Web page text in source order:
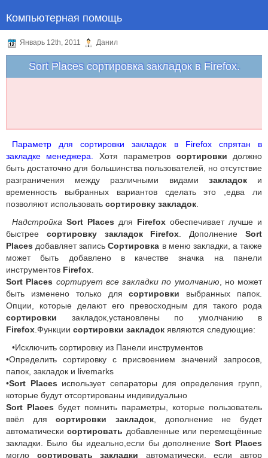
Компьютерная помощь
Январь 12th, 2011 Данил
Sort Places сортировка закладок в Firefox.
Параметр для сортировки закладок в Firefox спрятан в
закладке менеджера. Хотя параметров сортировки должно
быть достаточно для большинства пользователей, но отсутствие
разграничения между различными видами закладоки
временность выбранных вариантов сделать это ,едва ли
позволяют использовать сортировку закладок
Надстройка Sort Places для Firefox обеспечивает лучше и
быстрее сортировку закладок Firefox . ДополнениеSort
Places добавляет записьСортировка в меню закладки, а также
может быть добавлено в качестве значка на панели
инструментов Firefox
Sort Places сортирует все закладки по умолчанию , но может
быть изменено только длясортировки выбранных папок.
Опции, которые делают его превосходным для такого рода
сортировки закладок,установлены по умолчанию в
Firefox .Функции сортировки закладок являются следующие:
•Исключить сортировку из Панели инструментов
•Определить сортировку с присвоением значений запросов,
папок, закладок и livemarks
•Sort Places использует сепараторы для определения групп,
которые будут отсортированы индивидуально
Sort Places будет помнить параметры, которые пользователь
ввёл длясортировки закладок , дополнение не будет
автоматическисортировать добавленные или перемещённые
закладки. Было бы идеально,если бы дополнение Sort Places
могло сортировать закладки автоматически, если автор